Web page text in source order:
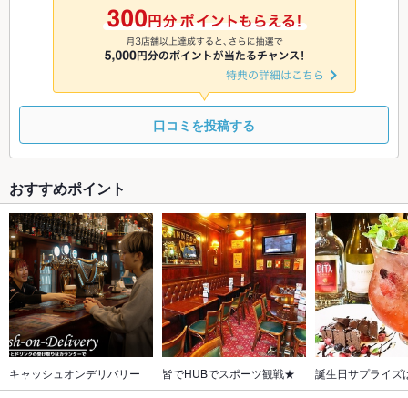
9/9
◎ ◎ ◎ ◎
口コミを投稿する
おすすめポイント
キャッシュオンデリバリー 皆でHUBでスポーツ観戦★ 誕生日サプライズ